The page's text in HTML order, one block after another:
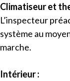
Climatiseur et
L’inspecteur
système au
marche.
Intérieur :